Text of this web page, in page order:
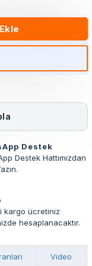
Destek
Destek Hattımızdan
kargo ücretiniz
hesaplanacaktır.
Video